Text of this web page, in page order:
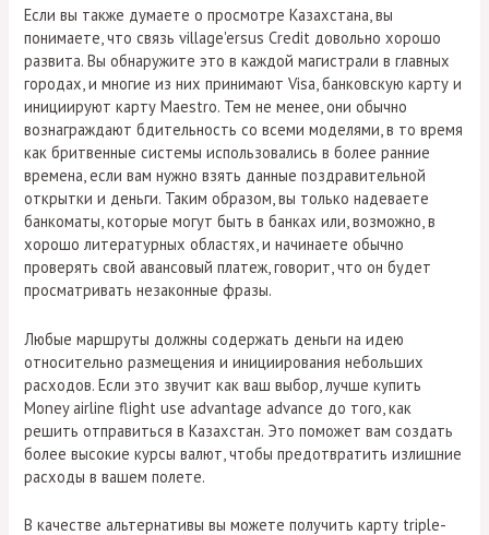
Если вы также думаете о просмотре Казахстана, вы
понимаете, что связь village'ersus Credit довольно хорошо
развита. Вы обнаружите это в каждой магистрали в главных
городах, и многие из них принимают Visa, банковскую карту и
инициируют карту Maestro. Тем не менее, они обычно
вознаграждают бдительность со всеми моделями, в то время
как бритвенные системы использовались в более ранние
времена, если вам нужно взять данные поздравительной
открытки и деньги. Таким образом, вы только надеваете
банкоматы, которые могут быть в банках или, возможно, в
хорошо литературных областях, и начинаете обычно
проверять свой авансовый платеж, говорит, что он будет
просматривать незаконные фразы.
Любые маршруты должны содержать деньги на идею
относительно размещения и инициирования небольших
расходов. Если это звучит как ваш выбор, лучше купить
Money airline flight use advantage advance до того, как
решить отправиться в Казахстан. Это поможет вам создать
более высокие курсы валют, чтобы предотвратить излишние
расходы в вашем полете.
В качестве альтернативы вы можете получить карту triple-